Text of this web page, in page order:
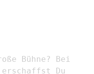
Bühne? Bei
erschaffst Du